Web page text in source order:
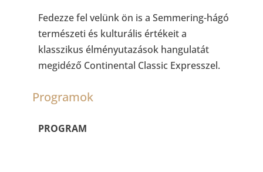
Fedezze fel velünk ön is a Semmering-hágó
természeti és kulturális értékeit a
klasszikus élményutazások hangulatát
megidéző Continental Classic Expresszel.
Programok
PROGRAM